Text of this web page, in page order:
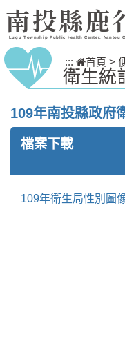
跳到主要內容區塊
南投縣鹿
Lugu Township Public Health Center, Nantou
::: 首頁 >
衛生統
109年南投縣政府
檔案下載
109年衛生局性別圖